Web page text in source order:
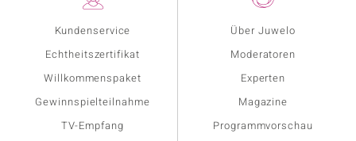
Kundenservice
Echtheitszertifikat
Willkommenspaket
Gewinnspielteilnahme
TV-Empfang
Über Juwelo
Moderatoren
Experten
Magazine
Programmvorschau